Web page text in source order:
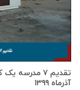
آذر‌ماه ۱۳۹۹